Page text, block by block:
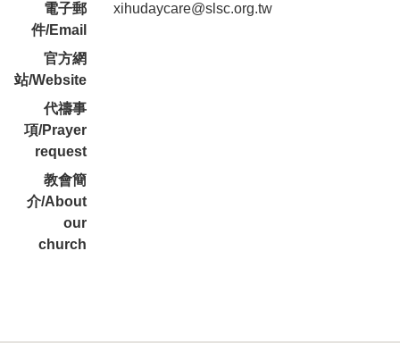
電子郵
件/Email
xihudaycare@slsc.org.tw
官方網
站/Website
代禱事
項/Prayer
request
教會簡
介/About
our
church